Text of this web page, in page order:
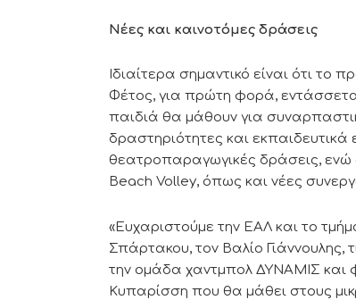
Νέες και καινοτόμες δράσεις
Ιδιαίτερα σημαντικό είναι ότι το
Φέτος, για πρώτη φορά,
παιδιά θα μάθουν για
δραστηριότητες και
θεατροπαραγωγικές δράσεις, ενώ
Beach Volley, όπως και νέες
«Ευχαριστούμε την ΕΑΛ και το
Σπάρτακου, τον Βαλίο Γιάννουλης,
την ομάδα χαντμπολ ΔΥΝΑΜΙΣ
Κυπαρίσση που θα μάθει στους